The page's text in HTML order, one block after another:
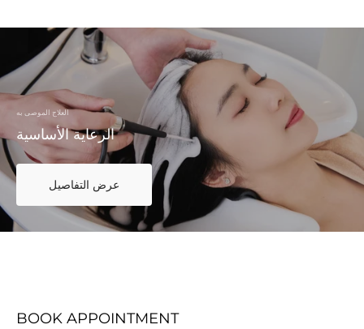
العلاج الموصى به
الرعاية الأساسية
عرض التفاصيل
BOOK APPOINTMENT